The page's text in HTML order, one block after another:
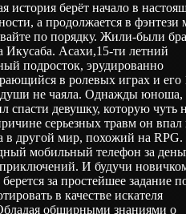
история берёт начало в
а продолжается в фэнтези
по порядку. Жили-были
Икусаба. Асахи,15-ти летний
подросток, эрудированно
в ролевых играх и его
души не чаяла. Однажды юноша,
девушку, которую чуть
серьезных травм он впал
в другой мир, похожий на
мобильный телефон за
И будучи
за простейшее задание
в качестве искателя
обширными знаниями о